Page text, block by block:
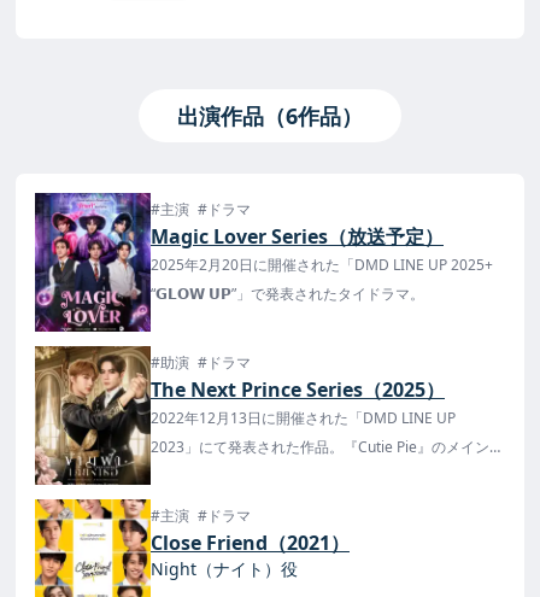
出演作品（6作品）
#主演 #ドラマ
Magic Lover Series（放送予定）
2025年2月20日に開催された「DMD LINE UP 2025+
“𝗚𝗟𝗢𝗪 𝗨𝗣”」で発表されたタイドラマ。
#助演 #ドラマ
The Next Prince Series（2025）
2022年12月13日に開催された「DMD LINE UP
2023」にて発表された作品。『Cutie Pie』のメインカ
#主演 #ドラマ
Close Friend（2021）
Night（ナイト）役